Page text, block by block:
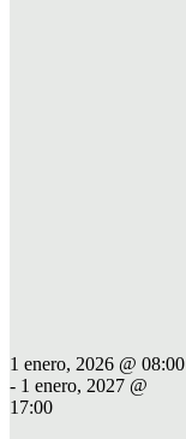
1 enero, 2026 @ 08:00
- 1 enero, 2027 @
17:00